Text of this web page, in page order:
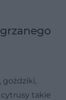
goździki,
takie